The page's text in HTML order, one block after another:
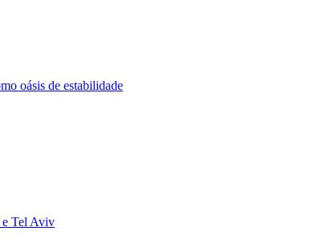
oásis de estabilidade
e Tel Aviv